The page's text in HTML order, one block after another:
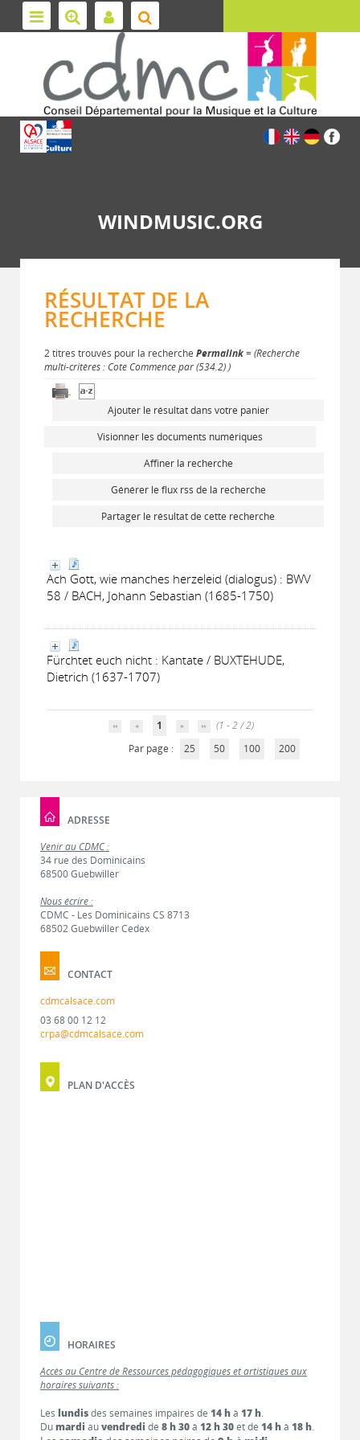
WINDMUSIC.ORG
RÉSULTAT DE LA
RECHERCHE
2 titres trouvés pour la recherche Permalink= (Recherche
multi-critères : Cote Commence par (534.2) )
Ajouter le résultat dans votre panier
Visionner les documents numériques
Affiner la recherche
Générer le flux rss de la recherche
Partager le résultat de cette recherche
Ach Gott, wie manches herzeleid (dialogus) : BWV
58 / BACH, Johann Sebastian (1685-1750)
Fürchtet euch nicht : Kantate / BUXTEHUDE,
Dietrich (1637-1707)
1
(1 - 2 / 2)
Par page :
25 50 100 200
ADRESSE
Venir au CDMC :
34 rue des Dominicains
68500 Guebwiller
Nous écrire :
CDMC - Les Dominicains CS 8713
68502 Guebwiller Cedex
CONTACT
cdmcalsace.com
03 68 00 12 12
crpa@cdmcalsace.com
PLAN D'ACCÈS
HORAIRES
Accès au Centre de Ressources pédagogiques et artistiques aux
horaires suivants :
Les lundisdes semaines impaires de 14 hà 17 h.
Dumardi auvendredi de 8 h 30à 12 h 30et de 14 hà 18 h.